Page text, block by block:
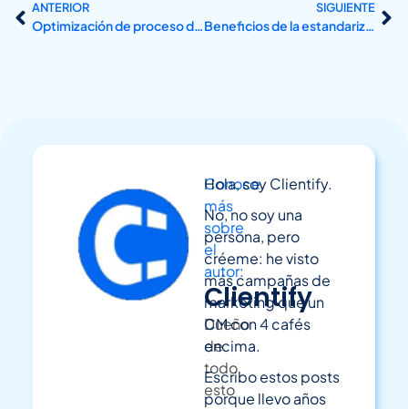
ANTERIOR
Optimización de proceso de ventas de una agencia de marketing digital
SIGUIENTE
Beneficios de la estandarización y automatización en una agencia de marketing digital
Conoce
más
sobre
el
autor:
Clientify
Dueño
de
todo
esto
Hola, soy Clientify.
No, no soy una
persona, pero
créeme: he visto
más campañas de
marketing que un
CM con 4 cafés
encima.
Escribo estos posts
porque llevo años